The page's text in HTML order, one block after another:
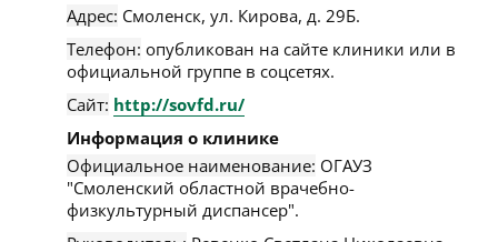
Адрес: Смоленск, ул. Кирова, д. 29Б.
Телефон: опубликован на сайте клиники или в
официальной группе в соцсетях.
Сайт: http://sovfd.ru/
Информация о клинике
Официальное наименование: ОГАУЗ
"Смоленский областной врачебно-
физкультурный диспансер".